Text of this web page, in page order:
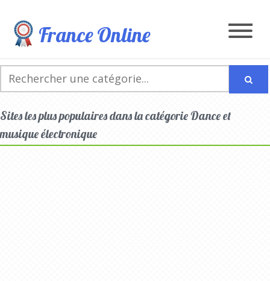
France Online
Sites les plus populaires dans la catégorie Dance et
musique électronique